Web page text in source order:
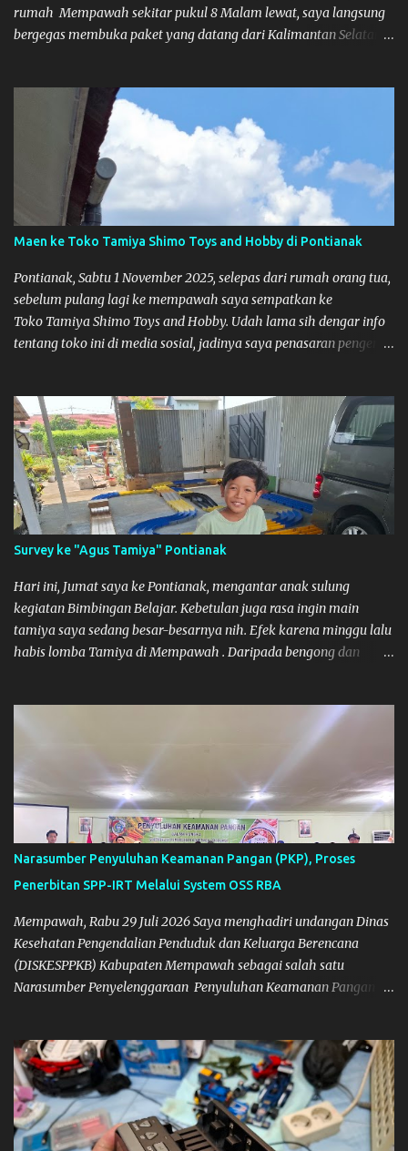
rumah Mempawah sekitar pukul 8 Malam lewat, saya langsung
bergegas membuka paket yang datang dari Kalimantan Selatan.
Maen ke Toko Tamiya Shimo Toys and Hobby di Pontianak
Pontianak, Sabtu 1 November 2025, selepas dari rumah orang tua,
sebelum pulang lagi ke mempawah saya sempatkan ke
Toko Tamiya Shimo Toys and Hobby. Udah lama sih dengar info
tentang toko ini di media sosial, jadinya saya penasaran pengen
bukanya di jam 1. Saya pulang dulu ke rumah ortu di Sepakat,
untuk istirahat. So malamnya sebelum pulang ke Mempawah
saya sempatkan lagi kesini. Saya belanja beberapa part disini.
Untuk Lokasi Tempat:
Survey ke "Agus Tamiya" Pontianak
Hari ini, Jumat saya ke Pontianak, mengantar anak sulung
kegiatan Bimbingan Belajar. Kebetulan juga rasa ingin main
tamiya saya sedang besar-besarnya nih. Efek karena minggu lalu
habis lomba Tamiya di Mempawah . Daripada bengong dan
Narasumber Penyuluhan Keamanan Pangan (PKP), Proses
Penerbitan SPP-IRT Melalui System OSS RBA
Mempawah, Rabu 29 Juli 2026 Saya menghadiri undangan Dinas
Kesehatan Pengendalian Penduduk dan Keluarga Berencana
(DISKESPPKB) Kabupaten Mempawah sebagai salah satu
Narasumber Penyelenggaraan Penyuluhan Keamanan Pangan di